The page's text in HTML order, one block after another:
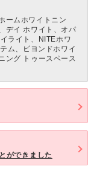
ームホワイトニン
デイ ホワイト、オパ
ライト、NITEホワ
ム、ビヨンドホワイ
ング トゥースペース
ができました